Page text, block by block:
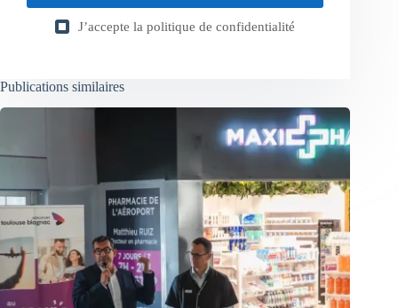
J’accepte la politique de confidentialité
Publications similaires